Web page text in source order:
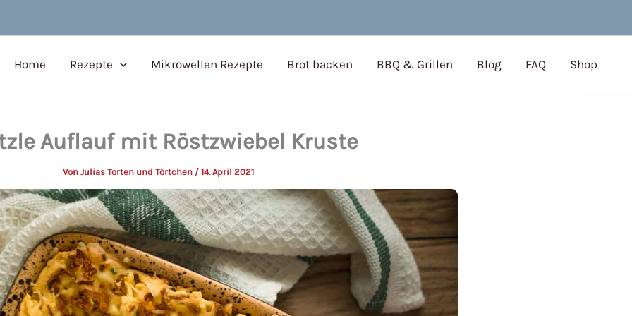
Home
Rezepte Mikrowellen Rezepte Brot backen BBQ & Grillen Blog FAQ Shop
Auflauf mit Röstzwiebel Kruste
Von Julias Torten und Törtchen / 14. April 2021